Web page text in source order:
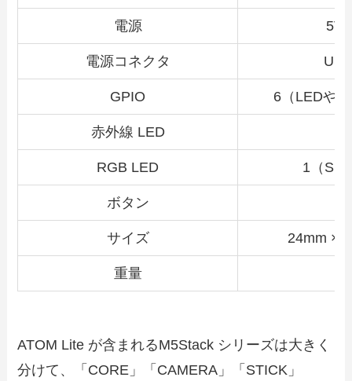
電源 5V
電源コネクタ
GPIO 6（LEDや
赤外線 LED
RGB LED 1（
ボタン
サイズ 24mm ×
重量
ATOM Lite が含まれるM5Stack シリーズは大きく
分けて、「CORE」「CAMERA」「STICK」